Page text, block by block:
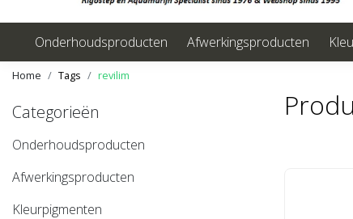
Onderhoudsproducten Afwerkingsproducten
Home Tags revilim
Categorieën
Onderhoudsproducten
Afwerkingsproducten
Kleurpigmenten